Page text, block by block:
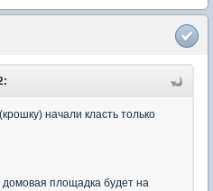
начали класть только
домовая площадка будет на